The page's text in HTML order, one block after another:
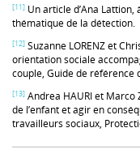
[11] Un article d’Ana
thématique de la détection.
[12] Suzanne LORENZ et
orientation sociale
couple, Guide de référence
[13] Andrea HAURI et Marco
de l’enfant et agir en
travailleurs sociaux,